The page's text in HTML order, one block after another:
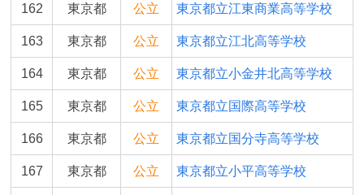
162 東京都 公立 東京都立江東商業高等学校
163 東京都 公立 東京都立江北高等学校
164 東京都 公立 東京都立小金井北高等学校
165 東京都 公立 東京都立国際高等学校
166 東京都 公立 東京都立国分寺高等学校
167 東京都 公立 東京都立小平高等学校